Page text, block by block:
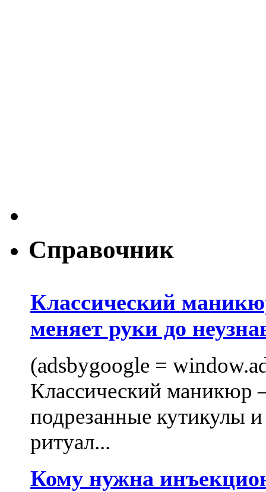
Справочник
Классический
меняет руки до
(adsbygoogle =
Классический маникюр
подрезанные кутикулы
ритуал...
Кому нужна